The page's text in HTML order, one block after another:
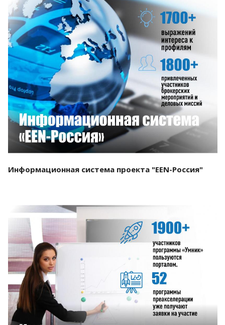
Смотреть проект
Информационная система проекта "EEN-Россия"
Смотреть проект